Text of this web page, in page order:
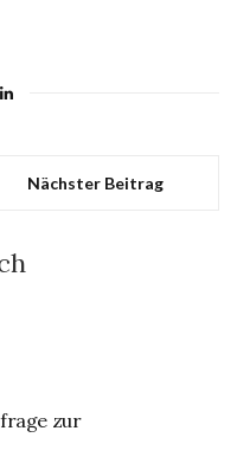
Nächster Beitrag
zur